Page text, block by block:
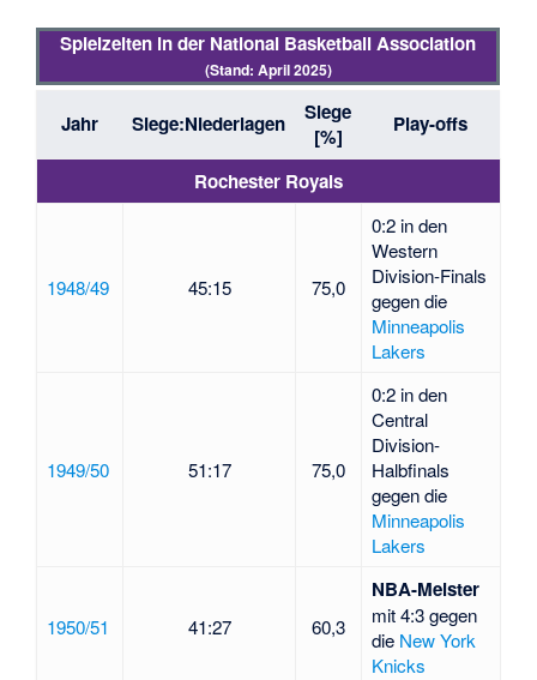
Spielzeiten in der National Basketball Association
(Stand: April 2025)
Jahr Siege:Niederlagen
Siege
[%]
Play-offs
Rochester Royals
1948/49 45:15 75,0
0:2 in den
Western
Division-Finals
gegen die
Minneapolis
Lakers
1949/50 51:17 75,0
0:2 in den
Central
Division-
Halbfinals
gegen die
Minneapolis
Lakers
1950/51 41:27 60,3
NBA-Meister
mit 4:3 gegen
die New York
Knicks